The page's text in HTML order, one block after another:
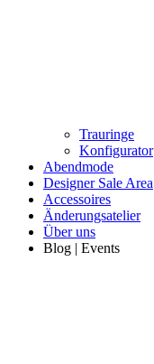
Trauringe
Konfigurator
Abendmode
Designer Sale Area
Accessoires
Änderungsatelier
Über uns
Blog | Events